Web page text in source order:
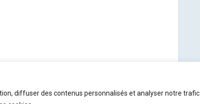
diffuser des contenus personnalisés et analyser notre trafic.
plus sur la façon dont les données de vos